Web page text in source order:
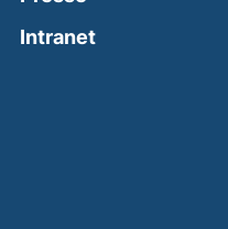
Intranet(external link,